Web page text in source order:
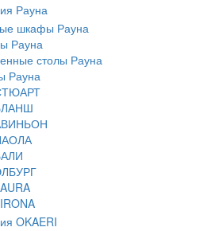
Рауна
шкафы Рауна
Рауна
столы Рауна
Рауна
OKAERI